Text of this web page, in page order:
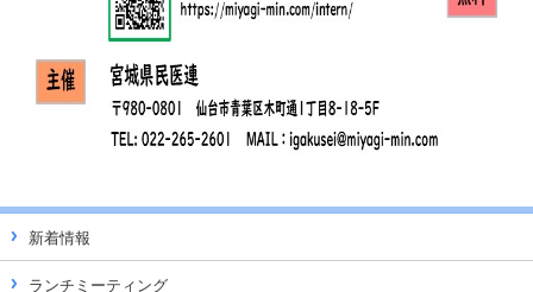
新着情報
ランチミーティング